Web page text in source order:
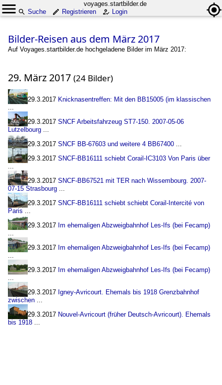
voyages.startbilder.de
Suche
Registrieren Login
Bilder-Reisen aus dem März 2017
Auf Voyages.startbilder.de hochgeladene Bilder im März 2017:
29. März 2017 (24 Bilder)
29.3.2017 Knicknasentreffen: Mit den BB15005 (im klassischen
...
29.3.2017 SNCF Arbeitsfahrzeug ST7-150. 2007-05-06
Lutzelbourg ...
29.3.2017 SNCF BB-67603 und weitere 4 BB67400 ...
29.3.2017 SNCF-BB16111 schiebt Corail-IC3103 Von Paris über
...
29.3.2017 SNCF-BB67521 mit TER nach Wissembourg. 2007-
07-15 Strasbourg ...
29.3.2017 SNCF-BB16111 schiebt schiebt Corail-Intercité von
Paris ...
29.3.2017 Im ehemaligen Abzweigbahnhof Les-Ifs (bei Fecamp)
...
29.3.2017 Im ehemaligen Abzweigbahnhof Les-Ifs (bei Fecamp)
...
29.3.2017 Im ehemaligen Abzweigbahnhof Les-Ifs (bei Fecamp)
...
29.3.2017 Igney-Avricourt. Ehemals bis 1918 Grenzbahnhof
zwischen ...
29.3.2017 Nouvel-Avricourt (früher Deutsch-Avricourt). Ehemals
bis 1918 ...